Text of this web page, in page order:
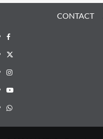
CONTACT
Facebook
X
Instagram
YouTube
Whatsapp